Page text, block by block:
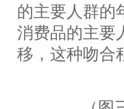
的主要人群的
消费品的主要
移，这种吻合